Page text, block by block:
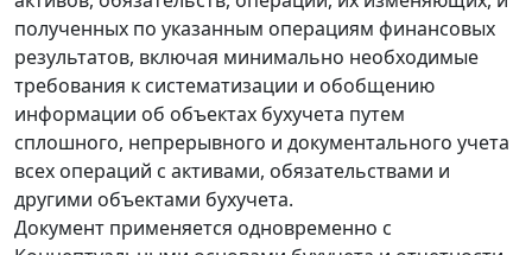
полученных по указанным операциям финансовых
результатов, включая минимально необходимые
требования к систематизации и обобщению
информации об объектах бухучета путем
сплошного, непрерывного и документального учета
всех операций с активами, обязательствами и
другими объектами бухучета.
Документ применяется одновременно с